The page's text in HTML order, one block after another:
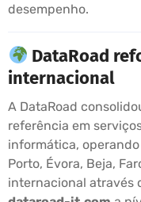
desempenho.
DataRoad
internacional
A DataRoad
referência em
informática,
Porto, Évora, Beja,
internacional através